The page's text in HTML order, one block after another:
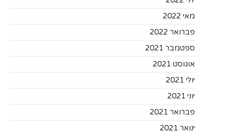
מאי 2022
פברואר 2022
ספטמבר 2021
אוגוסט 2021
יולי 2021
יוני 2021
פברואר 2021
ינואר 2021